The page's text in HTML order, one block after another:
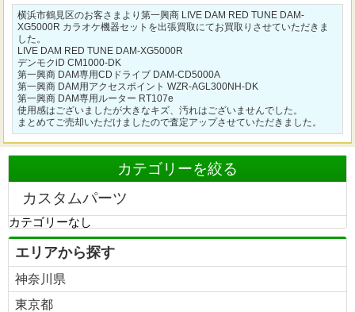
横浜市鶴見区のお客さまより第一興商 LIVE DAM RED TUNE DAM-
XG5000R カラオケ機器セットを出張買取にてお買取りさせていただきま
した。
LIVE DAM RED TUNE DAM-XG5000R
デンモクiD CM1000-DK
第一興商 DAM専用CDドライブ DAM-CD5000A
第一興商 DAM用アクセスポイント WZR-AGL300NH-DK
第一興商 DAM専用ルーター RT107e
使用感はございましたが大きなキズ、汚れはございませんでした。
まとめてご売却いただけましたので査定アップさせていただきました。
カテゴリーを絞る
カスタムパーツ
カテゴリーなし
エリアから探す
神奈川県
東京都